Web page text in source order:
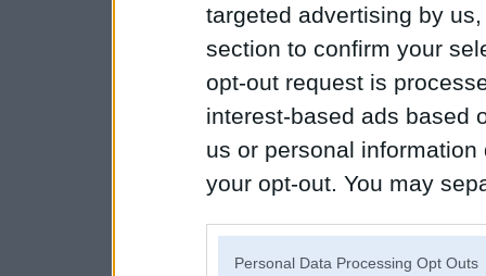
targeted advertising by
section to confirm your
opt-out request is
interest-based ads based
us or personal
your opt-out. You may
Personal Data Processing Opt Outs